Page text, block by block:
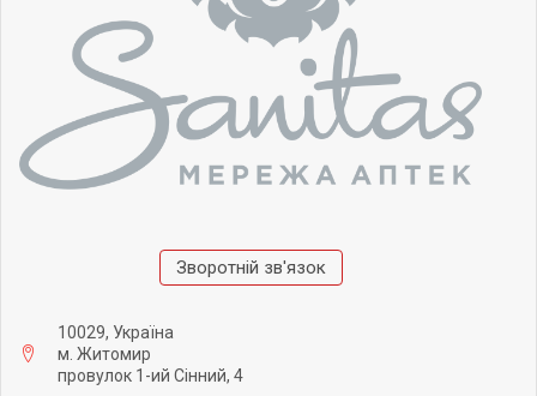
Зворотній зв'язок
10029, Україна
м. Житомир
провулок 1-ий Сінний, 4